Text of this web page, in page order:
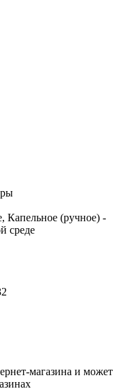
Капельное (ручное) -
среде
магазина и может